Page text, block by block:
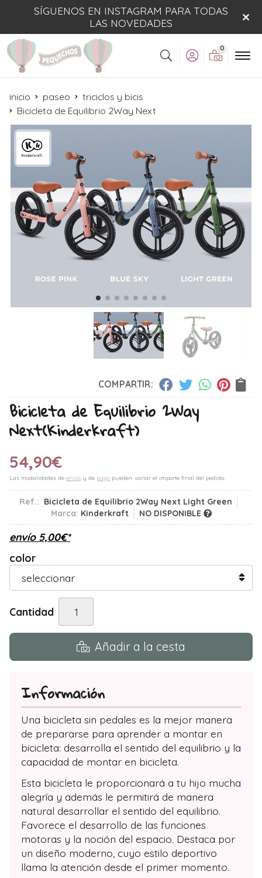
SÍGUENOS EN INSTAGRAM PARA TODAS
LAS NOVEDADES
Buscar
0
inicio paseo
triciclos y bicis
Bicicleta de Equilibrio 2Way Next
COMPARTIR:
Bicicleta de Equilibrio 2Way
Next(Kinderkraft)
54,90€
Las modalidades de envío y de pago pueden variar el importe final del pedido.
Ref.: Bicicleta de Equilibrio 2Way Next Light Green
Marca: Kinderkraft NO DISPONIBLE
envío 5,00€*
color
Cantidad
Añadir a la cesta
Información
Una bicicleta sin pedales es la mejor manera
de prepararse para aprender a montar en
bicicleta: desarrolla el sentido del equilibrio y la
capacidad de montar en bicicleta.
Esta bicicleta le proporcionará a tu hijo mucha
alegría y además le permitirá de manera
natural desarrollar el sentido del equilibrio.
Favorece el desarrollo de las funciones
motoras y la noción del espacio. Destaca por
un diseño moderno, cuyo estilo deportivo
llama la atención desde el primer momento.